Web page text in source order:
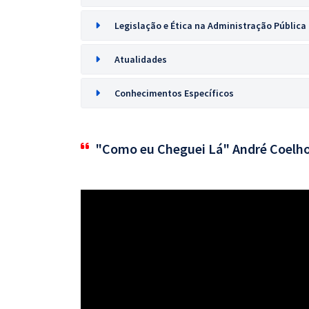
Legislação e Ética na Administração Pública
Atualidades
Conhecimentos Específicos
"Como eu Cheguei Lá" André